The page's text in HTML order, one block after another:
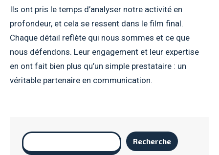
Ils ont pris le temps d’analyser notre activité en
profondeur, et cela se ressent dans le film final.
Chaque détail reflète qui nous sommes et ce que
nous défendons. Leur engagement et leur expertise
en ont fait bien plus qu’un simple prestataire : un
véritable partenaire en communication.
Rechercher Recherche